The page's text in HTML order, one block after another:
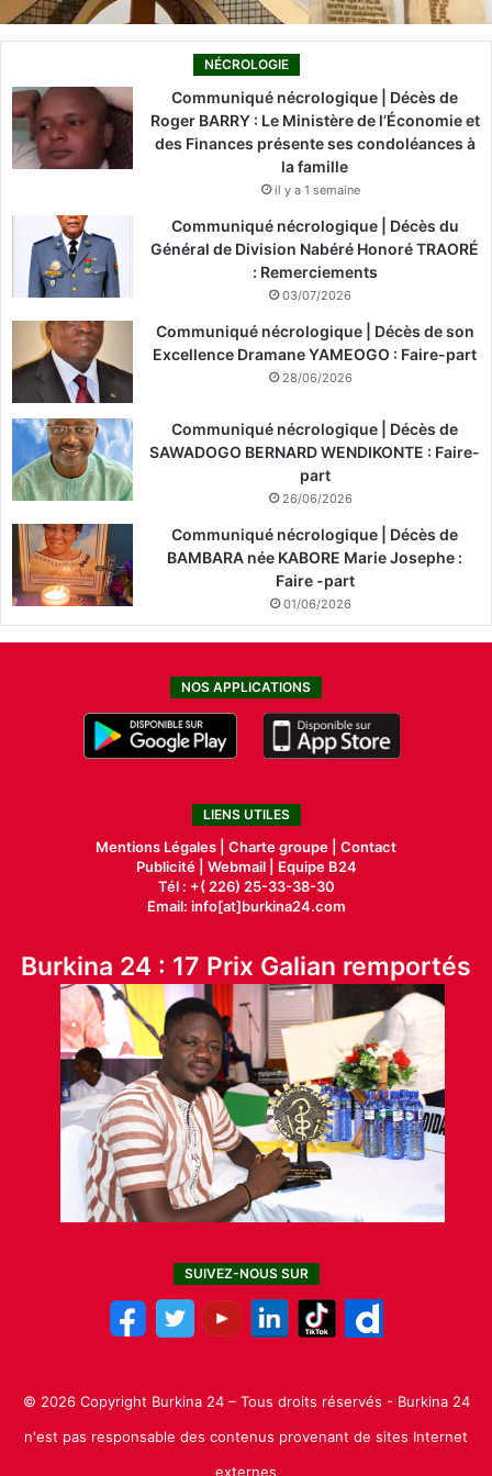
NÉCROLOGIE
Communiqué nécrologique | Décès de
Roger BARRY : Le Ministère de l’Économie et
des Finances présente ses condoléances à
la famille
il y a 1 semaine
Communiqué nécrologique | Décès du
Général de Division Nabéré Honoré TRAORÉ
: Remerciements
03/07/2026
Communiqué nécrologique | Décès de son
Excellence Dramane YAMEOGO : Faire-part
28/06/2026
Communiqué nécrologique | Décès de
SAWADOGO BERNARD WENDIKONTE : Faire-
part
26/06/2026
Communiqué nécrologique | Décès de
BAMBARA née KABORE Marie Josephe :
Faire -part
01/06/2026
NOS APPLICATIONS
LIENS UTILES
Mentions Légales | Charte groupe | Contact
Publicité| Webmail |
Equipe B24
Tél : +( 226) 25-33-38-30
Email: info[at]burkina24.com
Burkina 24 : 17 Prix Galian remportés
SUIVEZ-NOUS SUR
© 2026 Copyright Burkina 24 – Tous droits réservés - Burkina 24
n'est pas responsable des contenus provenant de sites Internet
externes